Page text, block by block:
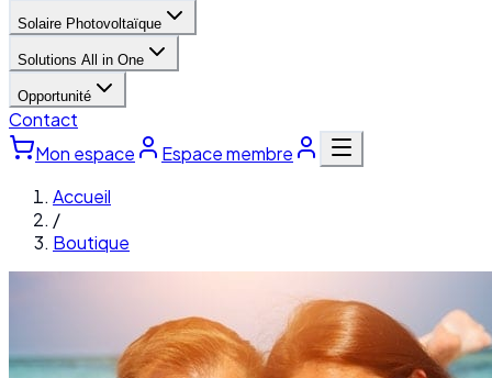
Solaire Photovoltaïque
Solutions All in One
Opportunité
Contact
Mon espace
Espace membre
Accueil
/
Boutique